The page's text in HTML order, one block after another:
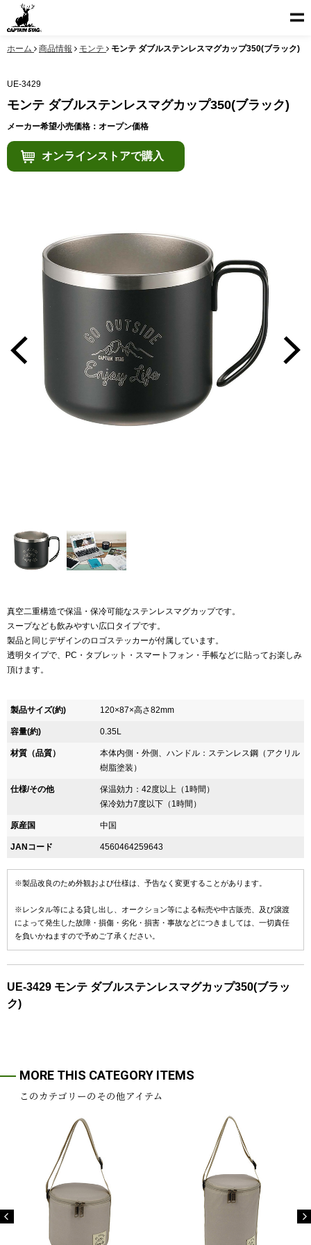
ホーム 商品情報 モンテ モンテ ダブルステンレスマグカップ350(ブラック)
UE-3429
モンテ ダブルステンレスマグカップ350(ブラック)
メーカー希望小売価格：オープン価格
オンラインストアで購入
真空二重構造で保温・保冷可能なステンレスマグカップです。
スープなども飲みやすい広口タイプです。
製品と同じデザインのロゴステッカーが付属しています。
透明タイプで、PC・タブレット・スマートフォン・手帳などに貼ってお楽しみ
頂けます。
製品サイズ(約) 120×87×高さ82mm
容量(約) 0.35L
材質（品質）
本体内側・外側、ハンドル：ステンレス鋼（アクリル
樹脂塗装）
仕様/その他
保温効力：42度以上（1時間）
保冷効力7度以下（1時間）
原産国 中国
JANコード 4560464259643
※製品改良のため外観および仕様は、予告なく変更することがあります。
※レンタル等による貸し出し、オークション等による転売や中古販売、及び譲渡
によって発生した故障・損傷・劣化・損害・事故などにつきましては、一切責任
を負いかねますので予めご了承ください。
UE-3429 モンテ ダブルステンレスマグカップ350(ブラッ
ク)
MORE THIS CATEGORY ITEMS
このカテゴリーのその他アイテム